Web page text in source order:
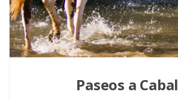
Paseos a